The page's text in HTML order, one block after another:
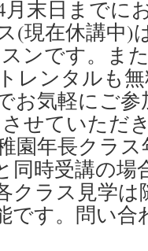
末日までに
(現在休講中)
ンです。ま
レンタルも
お気軽にご
せていただ
園年長クラ
同時受講の場
クラス見学
です。問い